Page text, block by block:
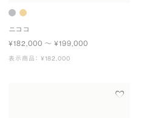
ニココ
¥182,000 〜 ¥199,000
表示商品： ¥182,000